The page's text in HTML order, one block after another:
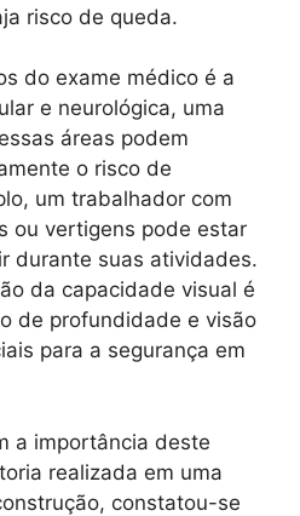
risco de queda.
do exame médico é a
e neurológica, uma
áreas podem
o risco de
um trabalhador com
ou vertigens pode estar
durante suas atividades.
da capacidade visual é
de profundidade e visão
para a segurança em
a importância deste
realizada em uma
constatou-se